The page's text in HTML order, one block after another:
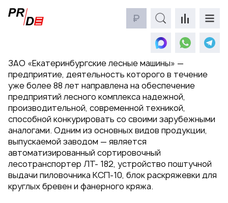
₽
Главная ЗАО «Екатеринбургские лесные
Россия
ЗАО «Екатеринбургские лесные машины» —
предприятие, деятельность которого в течение
уже более 88 лет направлена на обеспечение
предприятий лесного комплекса надежной,
производительной, современной техникой,
способной конкурировать со своими зарубежными
аналогами. Одним из основных видов продукции,
выпускаемой заводом — является
автоматизированный сортировочный
лесотранспортер ЛТ- 182, устройство поштучной
выдачи пиловочника КСП-10, блок раскряжевки для
круглых бревен и фанерного кряжа.